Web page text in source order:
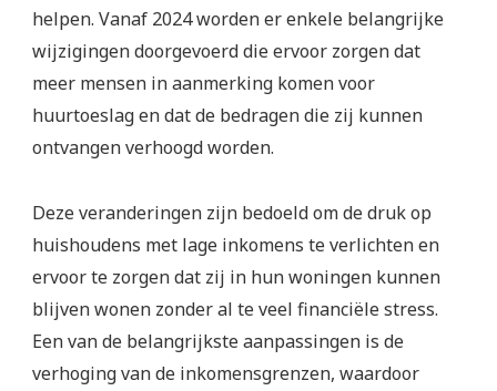
helpen. Vanaf 2024 worden er enkele belangrijke
wijzigingen doorgevoerd die ervoor zorgen dat
meer mensen in aanmerking komen voor
huurtoeslag en dat de bedragen die zij kunnen
ontvangen verhoogd worden.
Deze veranderingen zijn bedoeld om de druk op
huishoudens met lage inkomens te verlichten en
ervoor te zorgen dat zij in hun woningen kunnen
blijven wonen zonder al te veel financiële stress.
Een van de belangrijkste aanpassingen is de
verhoging van de inkomensgrenzen, waardoor